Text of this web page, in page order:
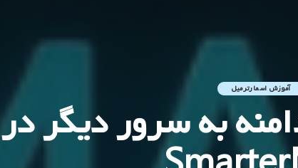
آموزش اسمارترمیل
به سرور دیگر در